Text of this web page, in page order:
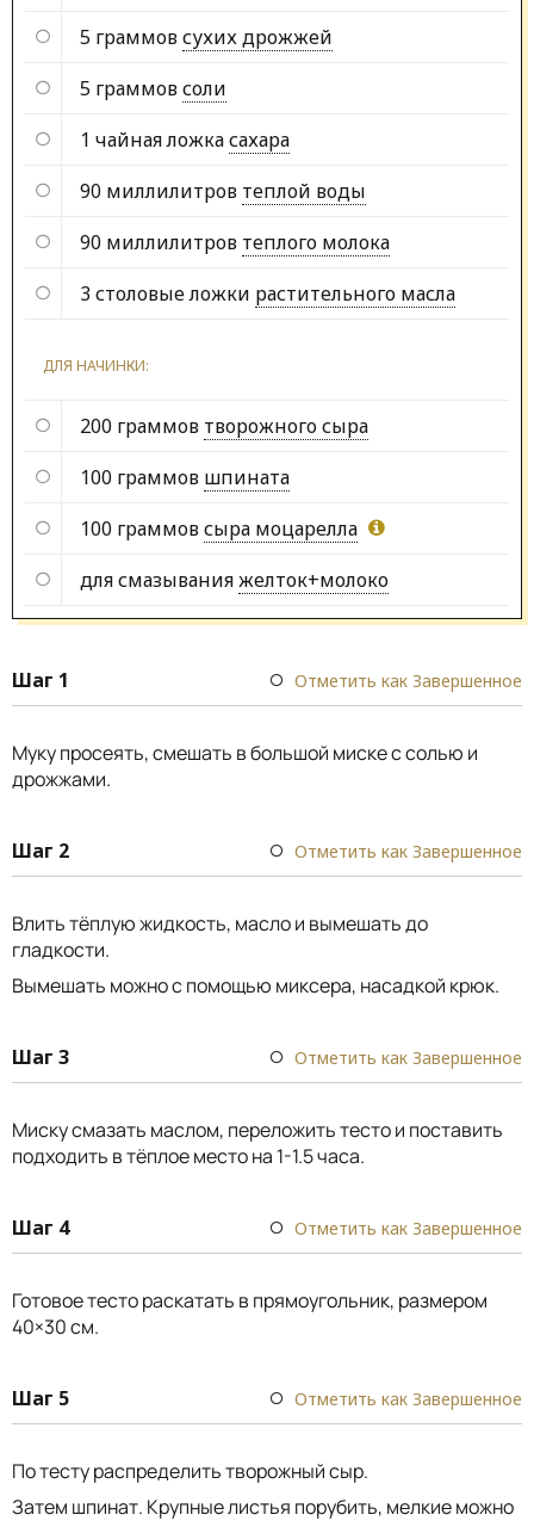
5 граммовсухих дрожжей
5 граммовсоли
1 чайная ложкасахара
90 миллилитров теплой воды
90 миллилитров теплого молока
3 столовые ложки растительного масла
ДЛЯ НАЧИНКИ:
200 граммов творожного сыра
100 граммов шпината
100 граммовсыра моцарелла
для смазыванияжелток+молоко
Шаг 1 Отметить как Завершенное
Муку просеять, смешать в большой миске с солью и
дрожжами.
Шаг 2 Отметить как Завершенное
Влить тёплую жидкость, масло и вымешать до
гладкости.
Вымешать можно с помощью миксера, насадкой крюк.
Шаг 3 Отметить как Завершенное
Миску смазать маслом, переложить тесто и поставить
подходить в тёплое место на 1-1.5 часа.
Шаг 4 Отметить как Завершенное
Готовое тесто раскатать в прямоугольник, размером
40×30 см.
Шаг 5 Отметить как Завершенное
По тесту распределить творожный сыр.
Затем шпинат. Крупные листья порубить, мелкие можно